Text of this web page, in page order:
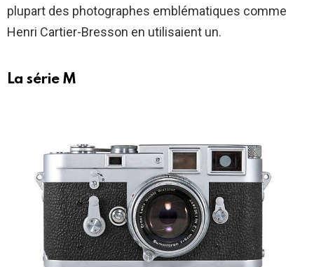
plupart des photographes emblématiques comme
Henri Cartier-Bresson en utilisaient un.
La série M